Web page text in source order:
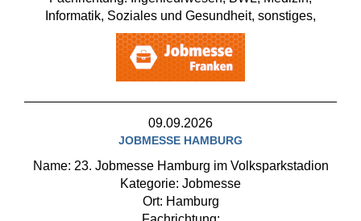
Informatik, Soziales und Gesundheit, sonstiges,
09.09.2026
JOBMESSE HAMBURG
Name: 23. Jobmesse Hamburg im Volksparkstadion
Kategorie: Jobmesse
Ort: Hamburg